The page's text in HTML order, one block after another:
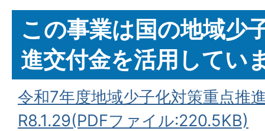
この事業は国の地域少
進交付金を活用してい
令和7年度地域少子化対策重点推
R8.1.29(PDFファイル:220.5KB)